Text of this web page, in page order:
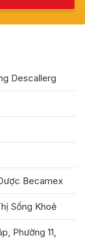
Descallerg
Becamex
Sống Khoẻ
Phường 11,